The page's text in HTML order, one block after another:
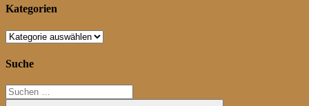
Kategorien
Kategorien
Suche
Suchen
nach: